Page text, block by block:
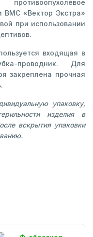
ВМС «Вектор Экстра»
при использовании
входящая в
проводник. Для
закреплена прочная
упаковку,
изделия в
вскрытия упаковки